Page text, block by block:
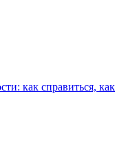
как справиться, как